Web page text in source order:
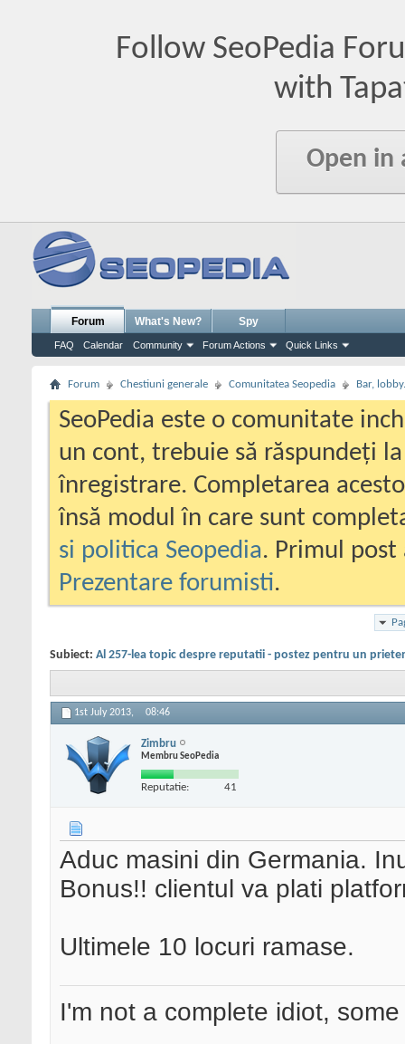
Follow SeoPedia
with
Open in
Forum
FAQ Calendar Community Forum Actions Quick Links
What's New? Spy
Forum Chestiuni generale Comunitatea Seopedia Bar,
SeoPedia este o comunitate
un cont, trebuie să răspundeți
înregistrare. Completarea
însă modul în care sunt
si politica Seopedia. Primul
Prezentare forumisti.
Subiect: Al 257-lea topic despre reputatii - postez pentru un
1st July 2013, 08:46
Zimbru
Membru SeoPedia
Reputatie: 41
Aduc masini din Germania.
Bonus!! clientul va plati
Ultimele 10 locuri ramase.
I'm not a complete idiot,